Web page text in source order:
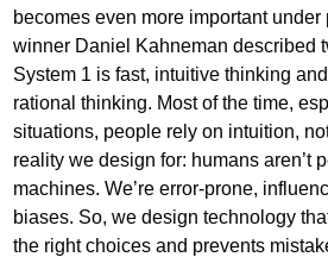
becomes even more important under
winner Daniel Kahneman described
System 1 is fast, intuitive thinking
rational thinking. Most of the time,
situations, people rely on intuition,
reality we design for: humans aren’t
machines. We’re error-prone,
biases. So, we design technology
the right choices and prevents